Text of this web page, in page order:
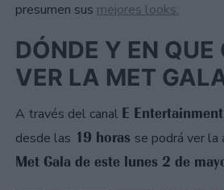
presumen sus mejores looks.
DÓNDE Y EN
VER LA MET
A través del canal E Entertainment
desde las 19 horas se podrá ver la
Met Gala de este lunes 2 de